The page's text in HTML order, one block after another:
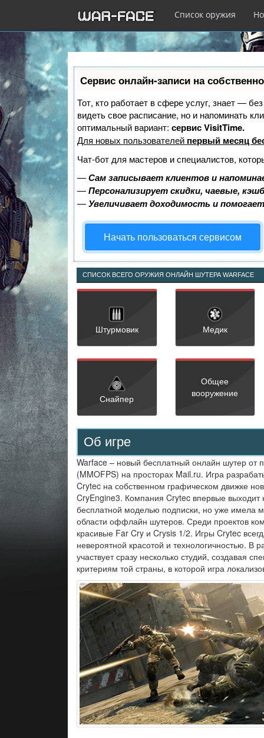
Перейти
к
основному
содержанию
Список оружия
Сервис онлайн-записи на
Тот, кто работает в сфере услуг, знает —
видеть свое расписание, но и напоминать
оптимальный вариант: сервис VisitTime.
Для новых пользователей первый месяц
Чат-бот для мастеров и специалистов,
—Сам записывает клиентов и
—Персонализирует скидки, чаевые,
—Увеличивает доходимость и
Начать пользоваться сервисом
СПИСОК ВСЕГО ОРУЖИЯ ОНЛАЙН ШУТЕРА WARFACE
Штурмовик Медик
Снайпер
Общее
вооружение
Об игре
Warface – новый бесплатный онлайн шутер от
(MMOFPS) на просторах Mail.ru. Игра
Crytec на собственном графическом движке
CryEngine3. Компания Crytec впервые выходит
бесплатной моделью подписки, но уже имела
области оффлайн шутеров. Среди проектов
красивые Far Cry и Crysis 1/2. Игры Crytec
невероятной красотой и технологичностью. В
участвует сразу несколько студий, создавая
критериям той страны, в которой игра